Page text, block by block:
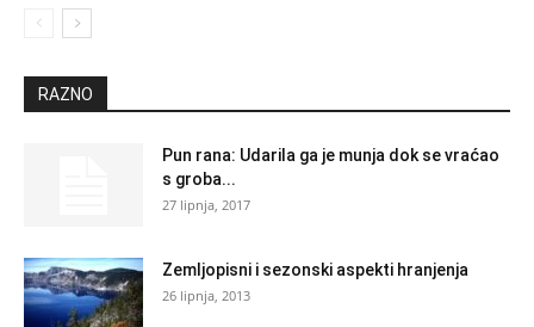
RAZNO
Pun rana: Udarila ga je munja dok se vraćao
s groba...
27 lipnja, 2017
Zemljopisni i sezonski aspekti hranjenja
26 lipnja, 2013